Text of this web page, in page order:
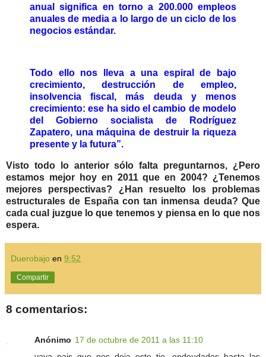
anual significa en torno a 200.000 empleos
anuales de media a lo largo de un ciclo de los
negocios estándar.
Todo ello nos lleva a una espiral de bajo
crecimiento, destrucción de empleo,
insolvencia fiscal, más deuda y menos
crecimiento: ese ha sido el cambio de modelo
del Gobierno socialista de Rodríguez
Zapatero, una máquina de destruir la riqueza
presente y la futura”.
Visto todo lo anterior sólo falta preguntarnos, ¿Pero
estamos mejor hoy en 2011 que en 2004? ¿Tenemos
mejores perspectivas? ¿Han resuelto los problemas
estructurales de España con tan inmensa deuda? Que
cada cual juzgue lo que tenemos y piensa en lo que nos
espera.
Duerobajo en 9:52
Compartir
8 comentarios:
Anónimo 17 de octubre de 2011 a las 11:10